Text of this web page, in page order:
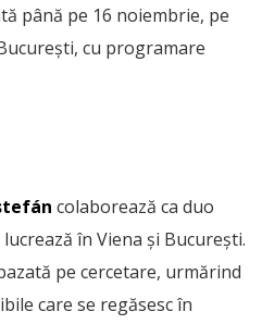
până pe 16 noiembrie, pe
cu programare
colaborează ca duo
în Viena și București.
pe cercetare, urmărind
care se regăsesc în